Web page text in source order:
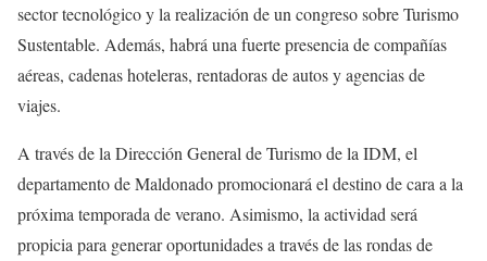
sector tecnológico y la realización de un congreso sobre Turismo
Sustentable. Además, habrá una fuerte presencia de compañías
aéreas, cadenas hoteleras, rentadoras de autos y agencias de
viajes.
A través de la Dirección General de Turismo de la IDM, el
departamento de Maldonado promocionará el destino de cara a la
próxima temporada de verano. Asimismo, la actividad será
propicia para generar oportunidades a través de las rondas de